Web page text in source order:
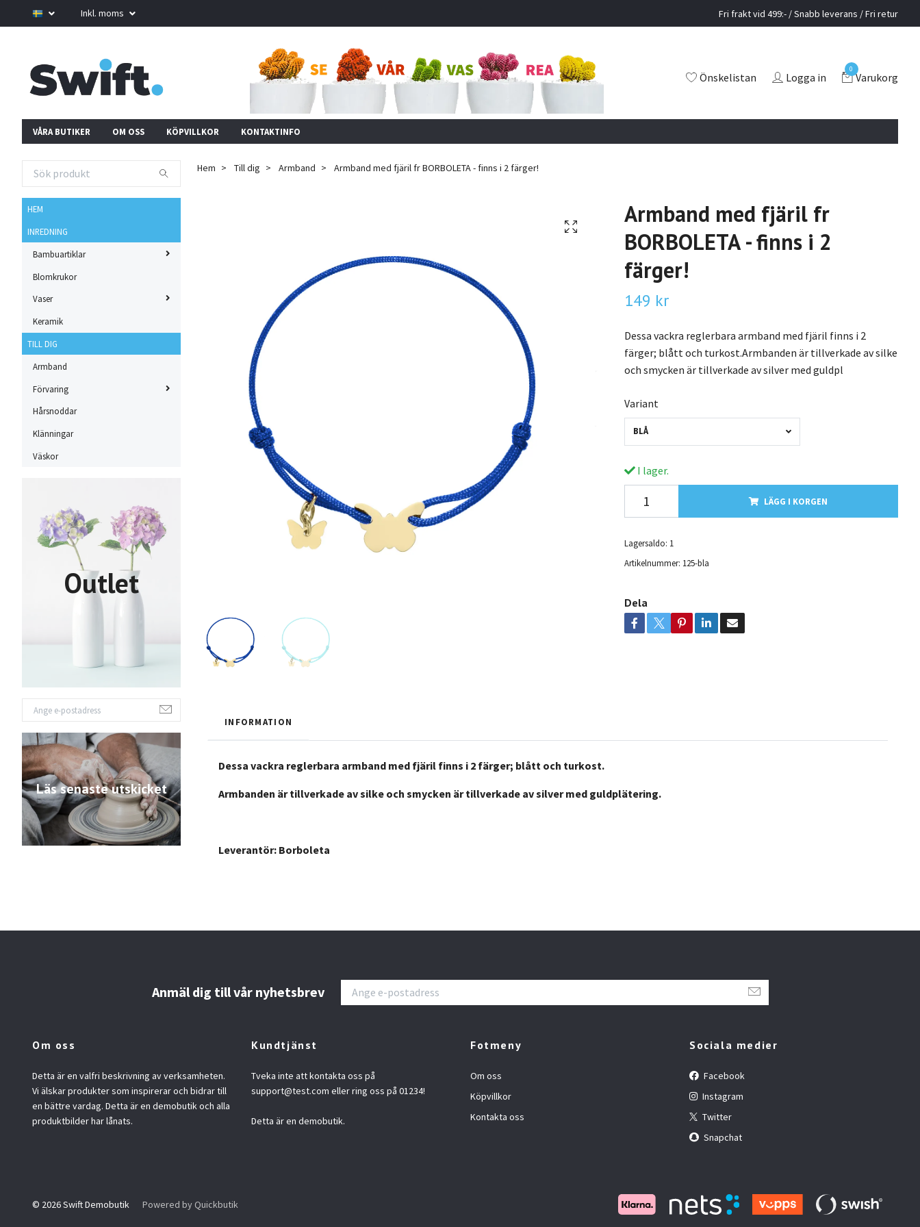
Inkl. moms Fri frakt vid 499:- / Snabb leverans / Fri retur
Önskelistan Logga in
0
Varukorg
VÅRA BUTIKER OM OSS KÖPVILLKOR KONTAKTINFO
HEM
INREDNING
Bambuartiklar
Blomkrukor
Vaser
Keramik
TILL DIG
Armband
Förvaring
Hårsnoddar
Klänningar
Väskor
Outlet
Läs senaste utskicket
Hem Till dig Armband Armband med fjäril fr BORBOLETA - finns i 2 färger!
Armband med fjäril fr
BORBOLETA - finns i 2
färger!
149 kr
Dessa vackra reglerbara armband med fjäril finns i 2
färger; blått och turkost.Armbanden är tillverkade av silke
och smycken är tillverkade av silver med guldpl
Variant
BLÅ
I lager.
LÄGG I KORGEN
Lagersaldo: 1
Artikelnummer: 125-bla
Dela
INFORMATION
Dessa vackra reglerbara armband med fjäril finns i 2 färger; blått och turkost.
Armbanden är tillverkade av silke och smycken är tillverkade av silver med guldplätering.
Leverantör: Borboleta
Anmäl dig till vår nyhetsbrev
Om oss
Detta är en valfri beskrivning av verksamheten.
Vi älskar produkter som inspirerar och bidrar till
en bättre vardag. Detta är en demobutik och alla
produktbilder har lånats.
Kundtjänst
Tveka inte att kontakta oss på
support@test.com eller ring oss på 01234!
Detta är en demobutik.
Fotmeny
Om oss
Köpvillkor
Kontakta oss
Sociala medier
Facebook
Instagram
Twitter
Snapchat
© 2026 Swift Demobutik Powered by Quickbutik